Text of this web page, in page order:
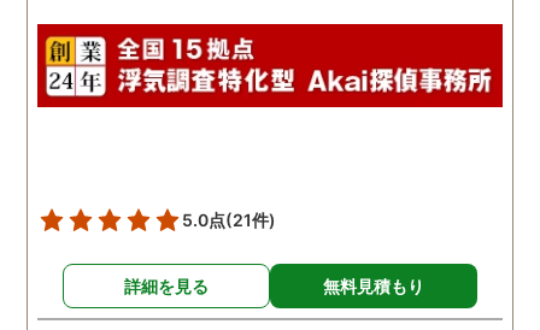
5.0点(21件)
詳細を見る 無料見積もり